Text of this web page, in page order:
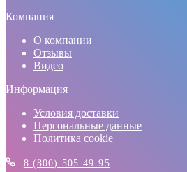
Компания
О компании
Отзывы
Видео
Информация
Условия доставки
Персональные данные
Политика cookie
8 (800) 505-49-95